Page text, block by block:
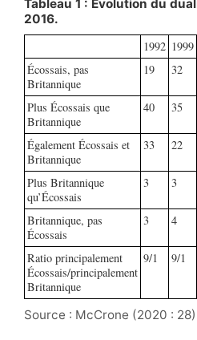
Tableau 1 : Évolution du
2016.
1992 1999
Écossais, pas
Britannique
19 32
Plus Écossais que
Britannique
40 35
Également Écossais et
Britannique
33 22
Plus Britannique
qu’Écossais
3 3
Britannique, pas
Écossais
3 4
Ratio principalement
Écossais/principalement
Britannique
9/1 9/1
Source : McCrone (2020 :